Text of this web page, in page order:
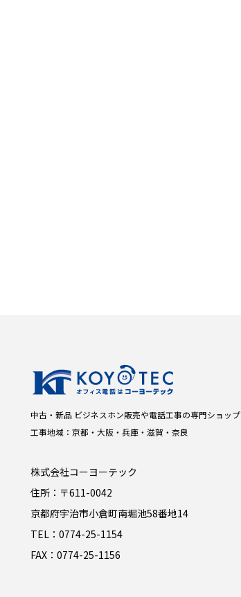
中古・新品 ビジネスホン販売や電話工事の専門ショップ
工事地域：京都・大阪・兵庫・滋賀・奈良
株式会社コーヨーテック
住所：〒611-0042
京都府宇治市小倉町南堀池58番地14
TEL：0774-25-1154
FAX：0774-25-1156